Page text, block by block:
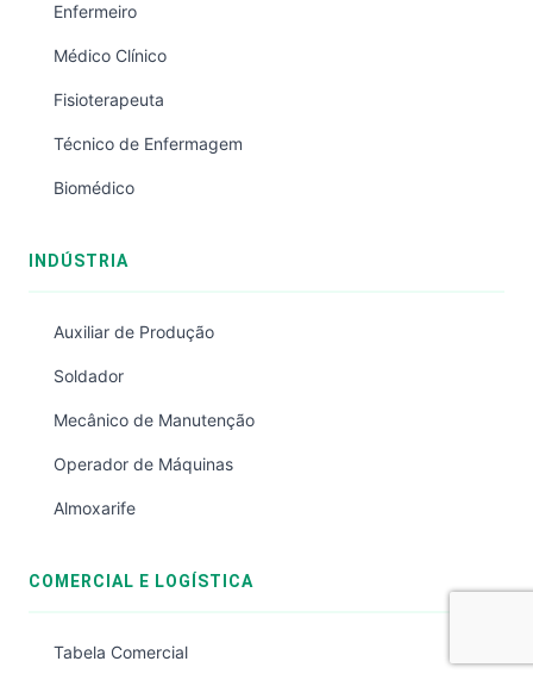
Enfermeiro
Médico Clínico
Fisioterapeuta
Técnico de Enfermagem
Biomédico
INDÚSTRIA
Auxiliar de Produção
Soldador
Mecânico de Manutenção
Operador de Máquinas
Almoxarife
COMERCIAL E LOGÍSTICA
Tabela Comercial